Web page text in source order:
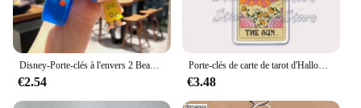
Disney-Porte-clés à l'envers 2 Beaumont VANSad Emotions, Anime Kawaii, Action Figure, Model Toy, Butter Car, Key Pendant, Cute Accessrespiration
€2.54
Porte-clés de carte de tarot d'Halloween de culture populaire, porte-clés pour accessoires, lune, Luna, mort, bijoux, cadeaux de lecteur, GérLovers Friends
€3.48